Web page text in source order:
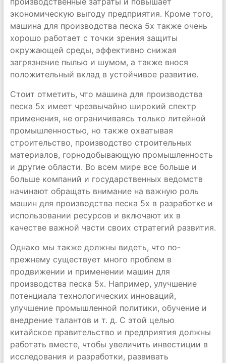
экономическую выгоду предприятия. Кроме того,
машина для производства песка 5x также очень
хорошо работает с точки зрения защиты
окружающей среды, эффективно снижая
загрязнение пылью и шумом, а также внося
положительный вклад в устойчивое развитие.
Стоит отметить, что машина для производства
песка 5x имеет чрезвычайно широкий спектр
применения, не ограничиваясь только литейной
промышленностью, но также охватывая
строительство, производство строительных
материалов, горнодобывающую промышленность
и другие области. Во всем мире все больше и
больше компаний и государственных ведомств
начинают обращать внимание на важную роль
машин для производства песка 5x в разработке и
использовании ресурсов и включают их в
качестве важной части своих стратегий развития.
Однако мы также должны видеть, что по-
прежнему существует много проблем в
продвижении и применении машин для
производства песка 5x. Например, улучшение
потенциала технологических инноваций,
улучшение промышленной политики, обучение и
внедрение талантов и т. д. С этой целью
китайское правительство и предприятия должны
работать вместе, чтобы увеличить инвестиции в
исследования и разработки, развивать